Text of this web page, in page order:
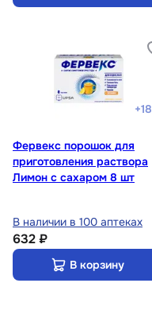
+18
Фервекс порошок для
приготовления раствора
Лимон с сахаром 8 шт
В наличии в 100 аптеках
632 ₽
В корзину